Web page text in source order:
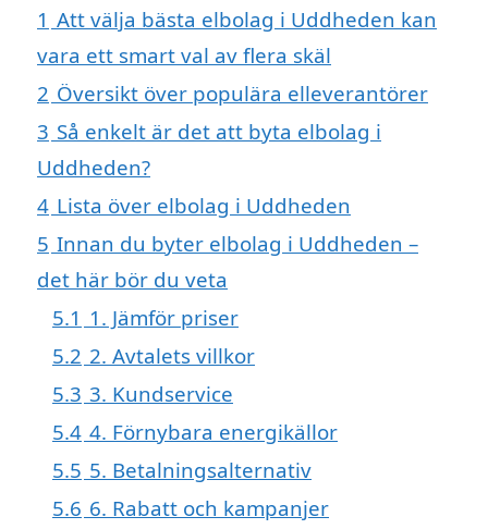
1 Att välja bästa elbolag i Uddheden kan
vara ett smart val av flera skäl
2 Översikt över populära elleverantörer
3 Så enkelt är det att byta elbolag i
Uddheden?
4 Lista över elbolag i Uddheden
5 Innan du byter elbolag i Uddheden –
det här bör du veta
5.1 1. Jämför priser
5.2 2. Avtalets villkor
5.3 3. Kundservice
5.4 4. Förnybara energikällor
5.5 5. Betalningsalternativ
5.6 6. Rabatt och kampanjer